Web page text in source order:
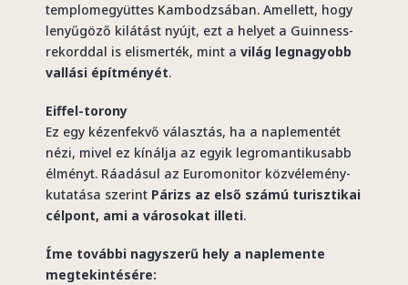
templomegyüttes Kambodzsában. Amellett, hogy
lenyűgöző kilátást nyújt, ezt a helyet a Guinness-
rekorddal is elismerték, mint a világ legnagyobb
vallási építményét.
Eiffel-torony
Ez egy kézenfekvő választás, ha a naplementét
nézi, mivel ez kínálja az egyik legromantikusabb
élményt. Ráadásul az Euromonitor közvélemény-
kutatása szerint Párizs az első számú turisztikai
célpont, ami a városokat illeti.
Íme további nagyszerű hely a naplemente
megtekintésére: